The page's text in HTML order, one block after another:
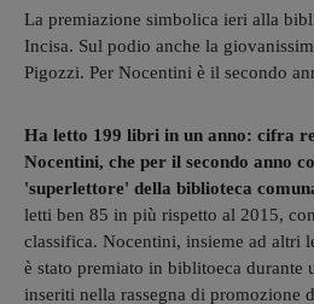
La premiazione simbolica ieri alla
Incisa. Sul podio anche la
Pigozzi. Per Nocentini è il secondo
Ha letto 199 libri in un anno: cifra
Nocentini, che per il secondo anno
'superlettore' della biblioteca
letti ben 85 in più rispetto al 2015,
classifica. Nocentini, insieme ad altri
è stato premiato in biblitoeca durante
inseriti nella rassegna di promozione